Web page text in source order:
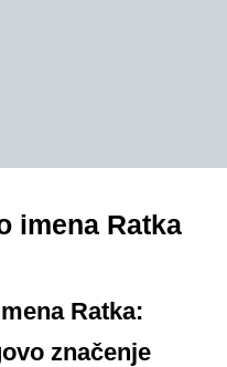
imena Ratka
Ratka:
značenje